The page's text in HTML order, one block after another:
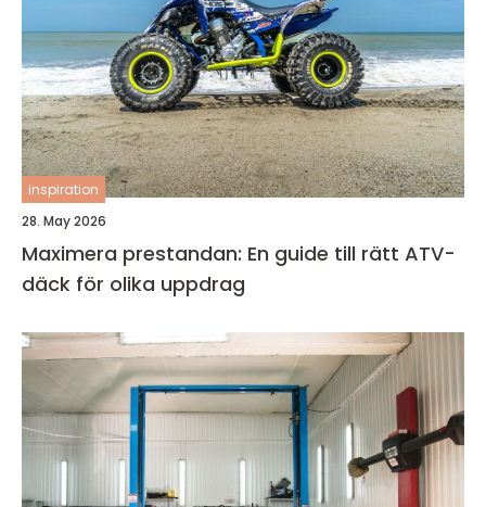
inspiration
28. May 2026
Maximera prestandan: En guide till rätt ATV-
däck för olika uppdrag